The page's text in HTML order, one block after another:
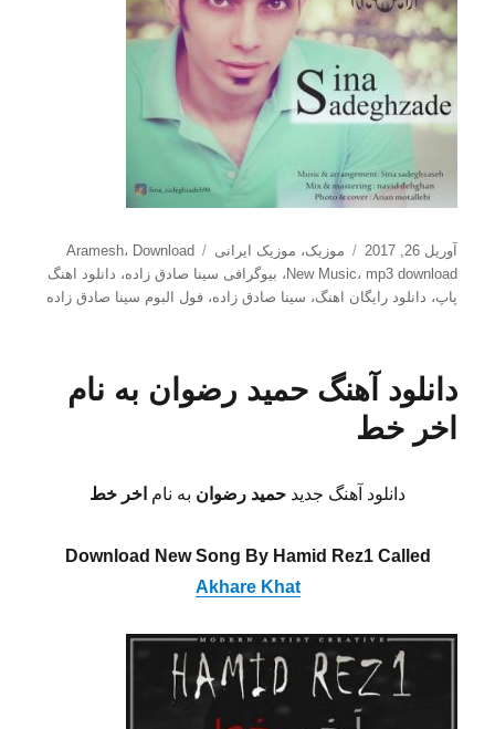
ارسال
شده
در
آوریل 26, 2017 دسته‌ها
موزیک، موزیک ایرانی برچسب‌ها Aramesh، Download
New Music، mp3 download ، بیوگرافی سینا صادق زاده، دانلود اهنگ
پاپ، دانلود رایگان اهنگ، سینا صادق زاده،فول البوم سینا صادق زاده
دانلود آهنگ حمید رضوان به نام
اخر خط
دانلود آهنگ جدید حمید رضوان به نام اخر خط
Download New Song By Hamid Rez1 Called
Akhare Khat